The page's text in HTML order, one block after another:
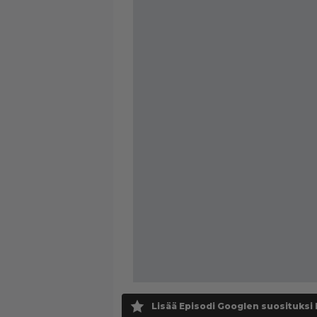
Lisää Episodi Googlen suosituksi